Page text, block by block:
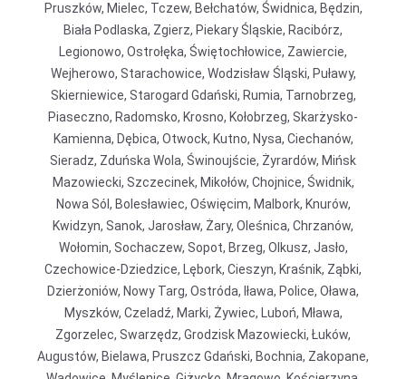
Pruszków, Mielec, Tczew, Bełchatów, Świdnica, Będzin,
Biała Podlaska, Zgierz, Piekary Śląskie, Racibórz,
Legionowo, Ostrołęka, Świętochłowice, Zawiercie,
Wejherowo, Starachowice, Wodzisław Śląski, Puławy,
Skierniewice, Starogard Gdański, Rumia, Tarnobrzeg,
Piaseczno, Radomsko, Krosno, Kołobrzeg, Skarżysko-
Kamienna, Dębica, Otwock, Kutno, Nysa, Ciechanów,
Sieradz, Zduńska Wola, Świnoujście, Żyrardów, Mińsk
Mazowiecki, Szczecinek, Mikołów, Chojnice, Świdnik,
Nowa Sól, Bolesławiec, Oświęcim, Malbork, Knurów,
Kwidzyn, Sanok, Jarosław, Żary, Oleśnica, Chrzanów,
Wołomin, Sochaczew, Sopot, Brzeg, Olkusz, Jasło,
Czechowice-Dziedzice, Lębork, Cieszyn, Kraśnik, Ząbki,
Dzierżoniów, Nowy Targ, Ostróda, Iława, Police, Oława,
Myszków, Czeladź, Marki, Żywiec, Luboń, Mława,
Zgorzelec, Swarzędz, Grodzisk Mazowiecki, Łuków,
Augustów, Bielawa, Pruszcz Gdański, Bochnia, Zakopane,